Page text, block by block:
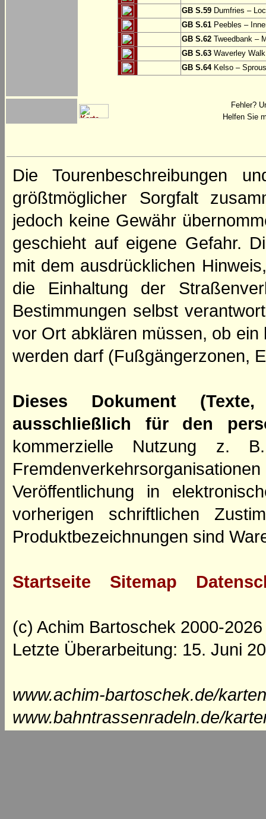
GB S.59 Dumfries –
GB S.61 Peebles –
GB S.62 Tweedbank –
GB S.63 Waverley
GB S.64Kelso –
Fehler?
Helfen Sie
Die Tourenbeschreibungen
größtmöglicher Sorgfalt
jedoch keine Gewähr
geschieht auf eigene Gefahr.
mit dem ausdrücklichen
die Einhaltung der
Bestimmungen selbst
vor Ort abklären müssen, ob
werden darf (Fußgängerzonen,
Dieses Dokument
ausschließlich für den
kommerzielle Nutzung z.
Veröffentlichung in
vorherigen schriftlichen
Produktbezeichnungen sind
Startseite Sitemap
(c) Achim Bartoschek 2000-2026
Letzte Überarbeitung: 15. Juni
www.achim-bartoschek.de/
www.bahntrassenradeln.de/